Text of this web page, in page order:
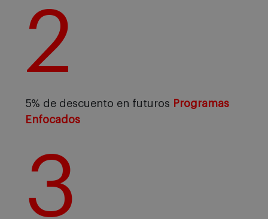
2
5% de descuento en futuros Programas
Enfocados
3